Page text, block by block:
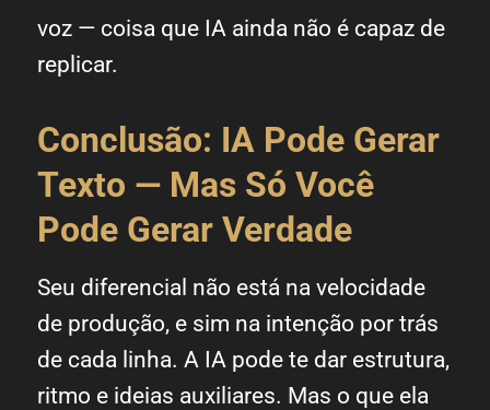
voz — coisa que IA ainda não é capaz de
replicar.
Conclusão: IA Pode Gerar
Texto — Mas Só Você
Pode Gerar Verdade
Seu diferencial não está na velocidade
de produção, e sim na intenção por trás
de cada linha. A IA pode te dar estrutura,
ritmo e ideias auxiliares. Mas o que ela